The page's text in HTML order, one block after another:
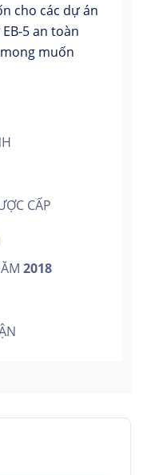
cho các dự án
5 an toàn
muốn
CẤP
2018